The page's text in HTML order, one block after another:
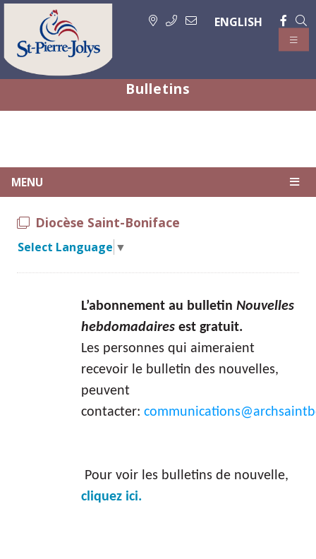
ENGLISH
Bulletins
MENU
Diocèse Saint-Boniface
Select Language ▼
L’abonnement au bulletin Nouvelles
hebdomadaires est gratuit.
Les personnes qui aimeraient
recevoir le bulletin des nouvelles,
peuvent
contacter:
Pour voir les bulletins de nouvelle,
cliquez ici.